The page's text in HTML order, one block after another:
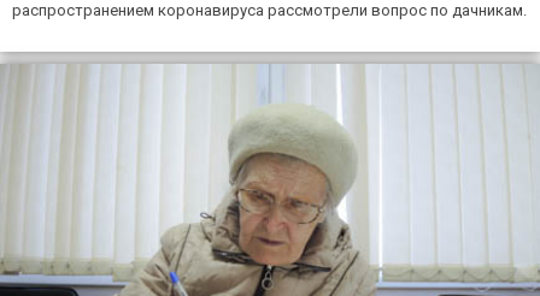
распространением коронавируса рассмотрели вопрос по дачникам.